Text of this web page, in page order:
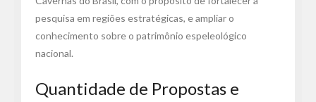
pesquisa em regiões estratégicas, e ampliar o
conhecimento sobre o patrimônio espeleológico
nacional.
Quantidade de Propostas e